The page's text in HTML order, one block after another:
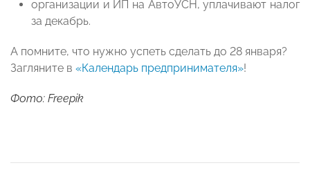
организации и ИП на АвтоУСН, уплачивают налог
за декабрь.
А помните, что нужно успеть сделать до 28 января?
Загляните в «Календарь предпринимателя»!
Фото: Freepik